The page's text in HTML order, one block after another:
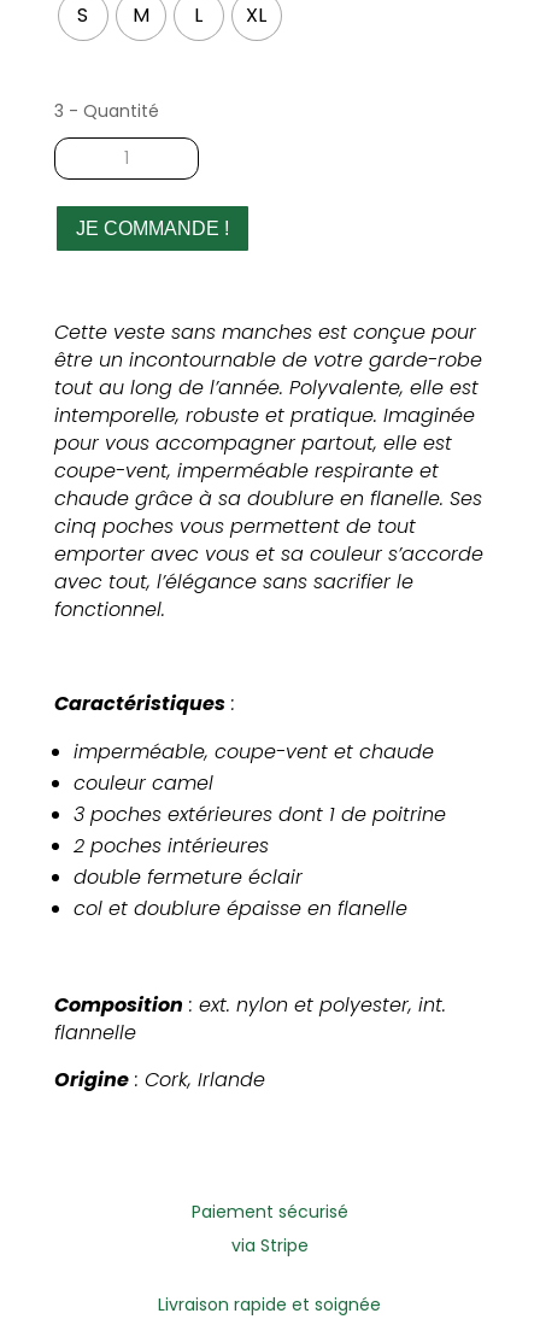
S
M L XL
3 - Quantité
quantité
de
sans
manches
JE COMMANDE !
Cette veste sans manches est conçue pour
être un incontournable de votre garde-robe
tout au long de l’année. Polyvalente, elle est
intemporelle, robuste et pratique. Imaginée
pour vous accompagner partout, elle est
coupe-vent, imperméable respirante et
chaude grâce à sa doublure en flanelle. Ses
cinq poches vous permettent de tout
emporter avec vous et sa couleur s’accorde
avec tout, l’élégance sans sacrifier le
fonctionnel.
Caractéristiques:
imperméable, coupe-vent et chaude
couleur camel
3 poches extérieures dont 1 de poitrine
2 poches intérieures
double fermeture éclair
col et doublure épaisse en flanelle
Composition : ext. nylon et polyester, int.
flannelle
Origine: Cork, Irlande
Paiement sécurisé
via Stripe
Livraison rapide et soignée